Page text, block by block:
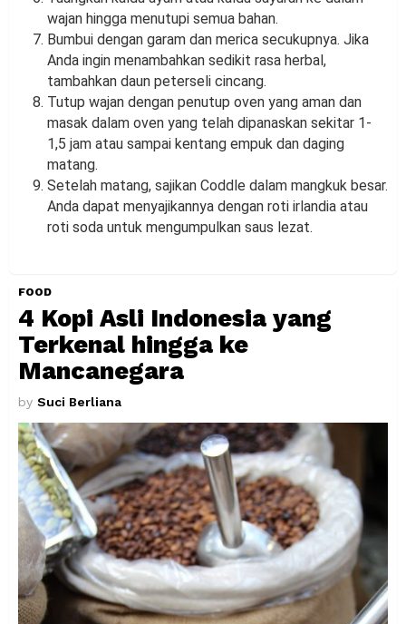
wajan hingga menutupi semua bahan.
Bumbui dengan garam dan merica secukupnya. Jika
Anda ingin menambahkan sedikit rasa herbal,
tambahkan daun peterseli cincang.
Tutup wajan dengan penutup oven yang aman dan
masak dalam oven yang telah dipanaskan sekitar 1-
1,5 jam atau sampai kentang empuk dan daging
matang.
Setelah matang, sajikan Coddle dalam mangkuk besar.
Anda dapat menyajikannya dengan roti irlandia atau
roti soda untuk mengumpulkan saus lezat.
FOOD
4 Kopi Asli Indonesia yang
Terkenal hingga ke
Mancanegara
by Suci Berliana